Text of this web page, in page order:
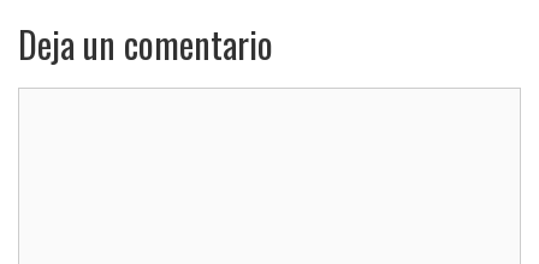
Deja un comentario